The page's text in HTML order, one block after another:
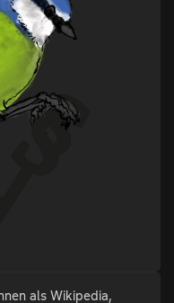
als Wikipedia,